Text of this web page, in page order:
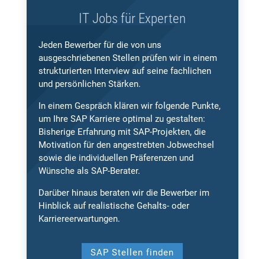
IT Jobs für Experten
Jeden Bewerber für die von uns
ausgeschriebenen Stellen prüfen wir in einem
strukturierten Interview auf seine fachlichen
und persönlichen Stärken.
In einem Gespräch klären wir folgende Punkte,
um Ihre SAP Karriere optimal zu gestalten:
Bisherige Erfahrung mit SAP-Projekten, die
Motivation für den angestrebten Jobwechsel
sowie die individuellen Präferenzen und
Wünsche als SAP-Berater.
Darüber hinaus beraten wir die Bewerber im
Hinblick auf realistische Gehalts- oder
Karriereerwartungen.
SAP Stellen finden